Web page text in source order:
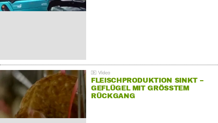
FLEISCHPRODUKTION SINKT –
GEFLÜGEL MIT GRÖSSTEM R
ÜCKGANG